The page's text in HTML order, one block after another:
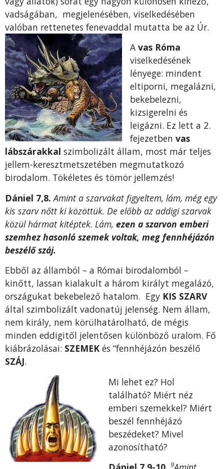
vadságában, megjelenésében, viselkedésében
valóban rettenetes fenevaddal mutatta be az Úr.
A vas Róma
viselkedésének
lényege: mindent
eltiporni, megalázni,
bekebelezni,
kizsigerelni és
leigázni. Ez lett a 2.
fejezetben vas
lábszárakkal szimbolizált állam, most már teljes
jellem-keresztmetszetében megmutatkozó
birodalom. Tökéletes és tömör jellemzés!
Dániel 7,8.Amint a szarvakat figyeltem, lám, még egy
kis szarv nőtt ki közöttük. De előbb az addigi szarvak
közül hármat kitéptek. Lám, ezen a szarvon emberi
szemhez hasonló szemek voltak, meg fennhéjázón
beszélő száj.
Ebből az államból – a Római birodalomból –
kinőtt, lassan kialakult a három királyt megalázó,
országukat bekebelező hatalom. Egy KIS SZARV
által szimbolizált vadonatúj jelenség. Nem állam,
nem király, nem körülhatárolható, de mégis
minden eddigitől jelentősen különböző uralom. Fő
kiábrázolásai: SZEMEK és “fennhéjázón beszélő
SZÁJ.
Mi lehet ez? Hol
található? Miért néz
emberi szemekkel? Miért
beszél fennhéjázó
beszédeket? Mivel
azonosítható?
9